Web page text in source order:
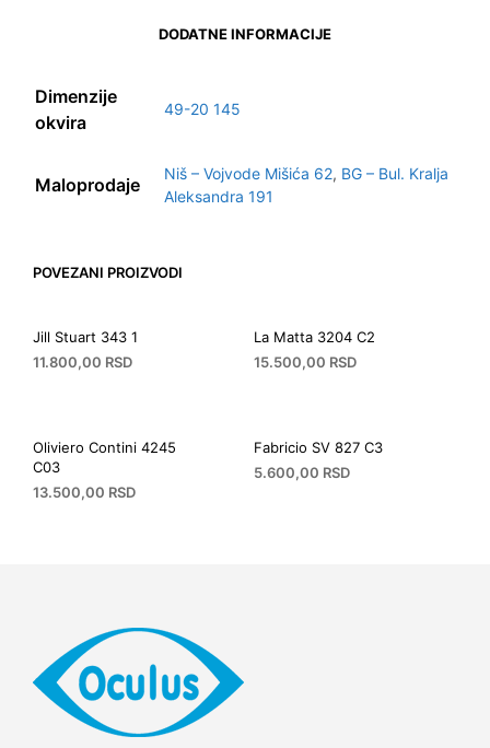
DODATNE INFORMACIJE
Dimenzije
okvira
49-20 145
Maloprodaje
Niš – Vojvode Mišića 62, BG – Bul. Kralja
Aleksandra 191
POVEZANI PROIZVODI
Jill Stuart 343 1
11.800,00 RSD
La Matta 3204 C2
15.500,00 RSD
Oliviero Contini 4245
C03
13.500,00 RSD
Fabricio SV 827 C3
5.600,00 RSD